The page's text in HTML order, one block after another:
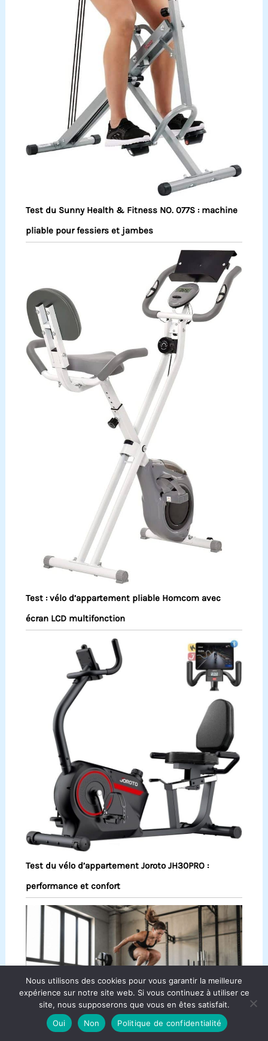
Test du Sunny Health & Fitness NO. 077S : machine
pliable pour fessiers et jambes
Test : vélo d’appartement pliable Homcom avec
écran LCD multifonction
Test du vélo d’appartement Joroto JH30PRO :
performance et confort
Nous utilisons des cookies pour vous garantir la meilleure
expérience sur notre site web. Si vous continuez à utiliser ce
site, nous supposerons que vous en êtes satisfait.
Oui
Non Politique de confidentialité